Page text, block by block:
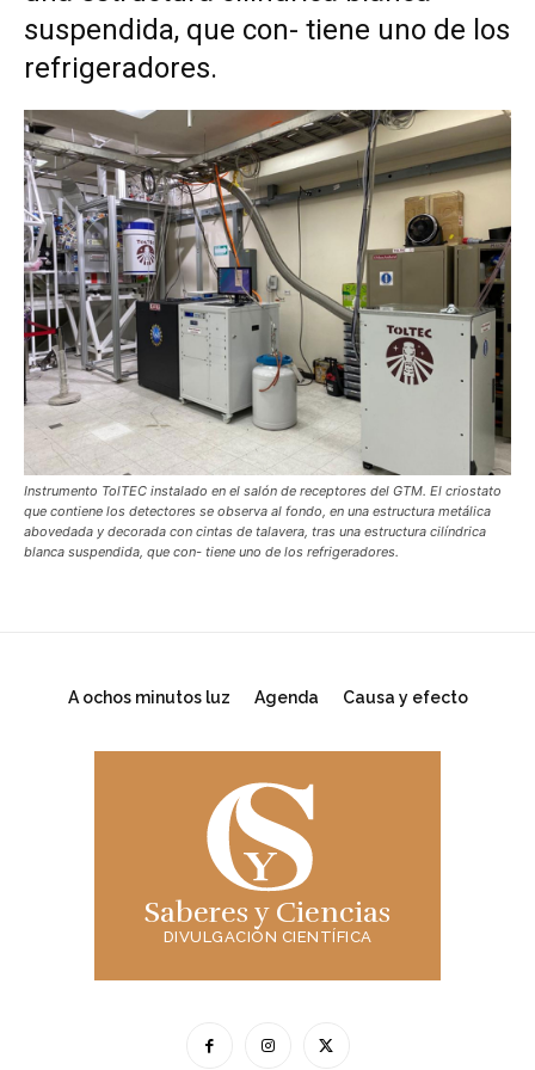
suspendida, que con- tiene uno de los
refrigeradores.
Instrumento TolTEC instalado en el salón de receptores del GTM. El criostato
que contiene los detectores se observa al fondo, en una estructura metálica
abovedada y decorada con cintas de talavera, tras una estructura cilíndrica
blanca suspendida, que con- tiene uno de los refrigeradores.
A ochos minutos luz Agenda Causa y efecto
Saberes y Ciencias
DIVULGACIÓN CIENTÍFICA